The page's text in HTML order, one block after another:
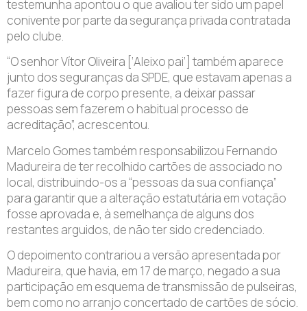
testemunha apontou o que avaliou ter sido um papel
conivente por parte da segurança privada contratada
pelo clube.
“O senhor Vítor Oliveira [‘Aleixo pai’] também aparece
junto dos seguranças da SPDE, que estavam apenas a
fazer figura de corpo presente, a deixar passar
pessoas sem fazerem o habitual processo de
acreditação”, acrescentou.
Marcelo Gomes também responsabilizou Fernando
Madureira de ter recolhido cartões de associado no
local, distribuindo-os a “pessoas da sua confiança”
para garantir que a alteração estatutária em votação
fosse aprovada e, à semelhança de alguns dos
restantes arguidos, de não ter sido credenciado.
O depoimento contrariou a versão apresentada por
Madureira, que havia, em 17 de março, negado a sua
participação em esquema de transmissão de pulseiras,
bem como no arranjo concertado de cartões de sócio.